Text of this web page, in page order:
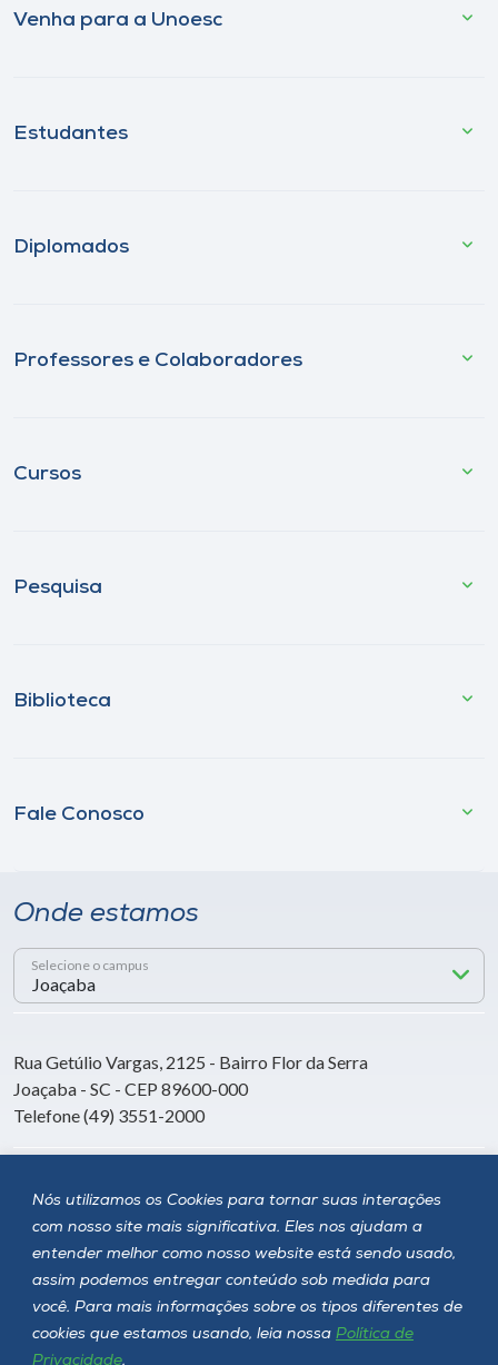
Nós utilizamos os Cookies para tornar suas interações
com nosso site mais significativa. Eles nos ajudam a
entender melhor como nosso website está sendo usado,
assim podemos entregar conteúdo sob medida para
você. Para mais informações sobre os tipos diferentes de
cookies que estamos usando, leia nossa Política de
Privacidade.
Venha para a Unoesc
Estudantes
Diplomados
Professores e Colaboradores
Cursos
Pesquisa
Biblioteca
Fale Conosco
Onde estamos
Selecione o campus
Rua Getúlio Vargas, 2125 - Bairro Flor da Serra
Joaçaba - SC - CEP 89600-000
Telefone (49) 3551-2000
Siga a Unoesc